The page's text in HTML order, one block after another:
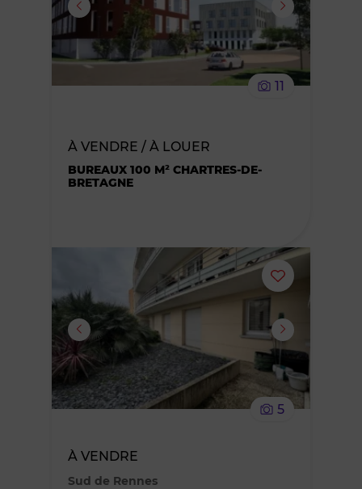
supprimer
le
11
À VENDRE / À LOUER
BUREAUX 100 M² CHARTRES-DE-
BRETAGNE
Ajouter
ou
supprimer
le
5
À VENDRE
Sud de Rennes